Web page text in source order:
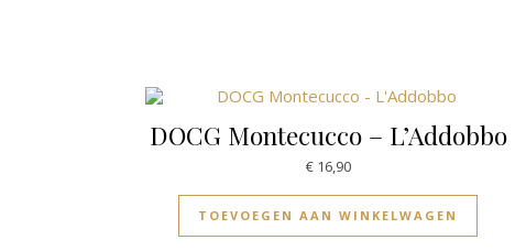
DOCG Montecucco – L’Addobbo
€16,90
TOEVOEGEN AAN WINKELWAGEN